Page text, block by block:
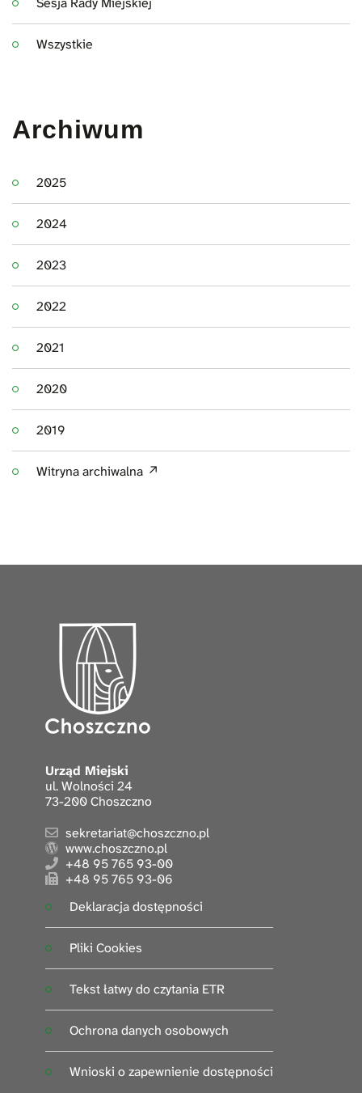
Wszystkie
Archiwum
2025
2024
2023
2022
2021
2020
2019
Witryna archiwalna
Urząd Miejski
ul. Wolności 24
73-200 Choszczno
sekretariat@choszczno.pl
www.choszczno.pl
+48 95 765 93-00
+48 95 765 93-06
Deklaracja dostępności
Pliki Cookies
Tekst łatwy do czytania ETR
Ochrona danych osobowych
Wnioski o zapewnienie dostępności